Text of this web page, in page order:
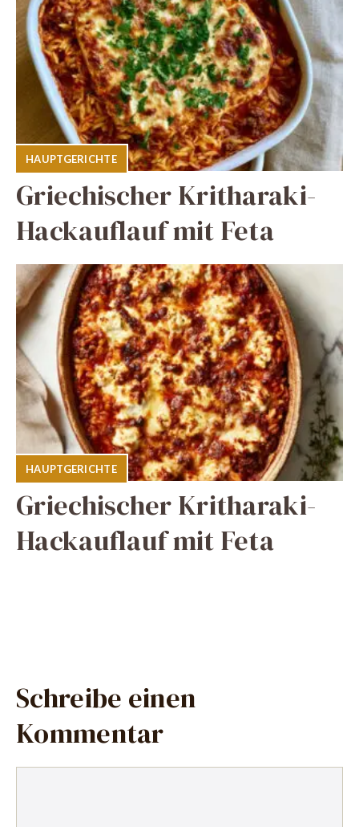
HAUPTGERICHTE
Griechischer Kritharaki-
Hackauflauf mit Feta
HAUPTGERICHTE
Griechischer Kritharaki-
Hackauflauf mit Feta
Schreibe einen
Kommentar